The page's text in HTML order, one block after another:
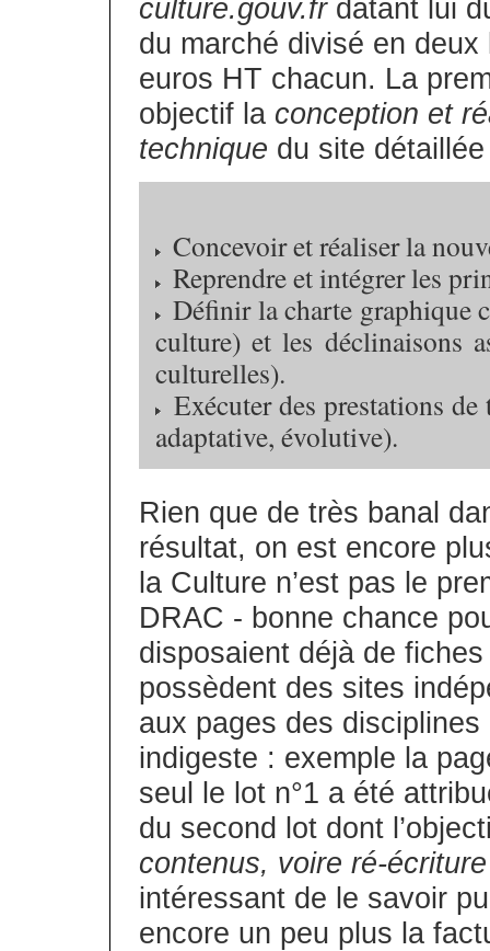
culture.gouv.frdatant lui
du marché divisé en
euros HT chacun. La
objectif la conception et
technique du site
Concevoir et réaliser la
Reprendre et intégrer les
Définir la charte graphique
culture) et les déclinaisons
culturelles).
Exécuter des prestations
adaptative, évolutive).
Rien que de très banal
résultat, on est encore
la Culture n’est pas le
DRAC - bonne chance
disposaient déjà de
possèdent des sites
aux pages des
indigeste : exemple la
seul le lot n°1 a été
du second lot dont
contenus, voire ré-
intéressant de le savoir
encore un peu plus la